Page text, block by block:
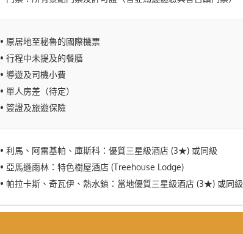
• 原居地至秘魯的國際機票
• 行程中未提及的餐膳
• 導遊及司機小費
• 單人房差（待定）
• 簽證及旅遊保險
• 利馬、阿雷基帕、庫斯科：優質三星級酒店 (3★) 或同級
• 亞馬遜雨林：特色樹屋酒店 (Treehouse Lodge)
• 帕拉卡斯、奇瓦伊、熱水鎮：當地優質三星級酒店 (3★) 或同級